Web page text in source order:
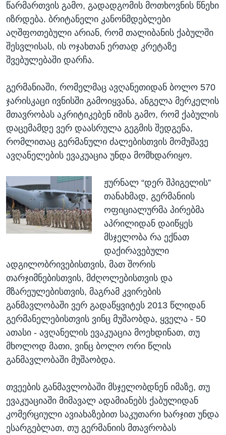
წარმართვის გამო, გადადგომის მოთხოვნის წნეხი
იზრდება. ბრიტანელი კანონმდებლები
აღშფოთებული არიან, რომ თალიბანის ქაბულში
შესვლისას, ის ოჯახთან ერთად კრეტაზე
შვებულებაში დარჩა.
გერმანიაში, რომელმაც ავღანეთიდან ბოლო 570
ჯარისკაცი ივნისში გამოიყვანა, ანგელა მერკელის
მთავრობას აკრიტიკებენ იმის გამო, რომ ქაბულის
დაცემამდე ვერ დაასრულა გეგმის შედგენა,
რომლითაც გერმანული ძალებისთვის მომუშავე
ავღანელების ევაკუაცია უნდა მომხდარიყო.
ჟურნალ “დერ შპიგელის”
თანახმად, გერმანიის
ოფიციალურმა პირებმა
აპრილიდან დაიწყეს
მსჯელობა რა ექნათ
დაქირავებული
ადგილობრივებისთვის, მათ შორის
თარჯიმნებისთვის, მძღოლებისთვის და
მზარეულებისთვის, მაგრამ კვირების
განმავლობაში ვერ გადაწყვიტეს 2013 წლიდან
გერმანელებისთვის ვინც მუშაობდა, ყველა - 50
ათასი - ავღანელის ევაკუაცია მოეხდინათ, თუ
მხოლოდ მათი, ვინც ბოლო ორი წლის
განმავლობაში მუშაობდა.
თვეების განმავლობაში მსჯელობდნენ იმაზე, თუ
ევაკუაციაში მიმავალ ადამიანებს ქაბულიდან
კომერციული ავიახაზებით საკუთარი ხარჯით უნდა
ესარგებლათ, თუ გერმანიის მთავრობას